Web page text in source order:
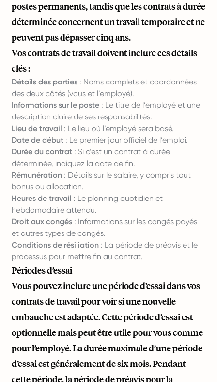
postes permanents, tandis que les contrats à durée
déterminée concernent un travail temporaire et ne
peuvent pas dépasser cinq ans.
Vos contrats de travail doivent inclure ces détails
clés :
Détails des parties : Noms complets et coordonnées
des deux côtés (vous et l’employé).
Informations sur le poste : Le titre de l’employé et une
description claire de ses responsabilités.
Lieu de travail : Le lieu où l’employé sera basé.
Date de début : Le premier jour officiel de l’emploi.
Durée du contrat : Si c’est un contrat à durée
déterminée, indiquez la date de fin.
Rémunération : Détails sur le salaire, y compris tout
bonus ou allocation.
Heures de travail : Le planning quotidien et
hebdomadaire attendu.
Droit aux congés : Informations sur les congés payés
et autres types de congés.
Conditions de résiliation : La période de préavis et le
processus pour mettre fin au contrat.
Périodes d’essai
Vous pouvez inclure une période d’essai dans vos
contrats de travail pour voir si une nouvelle
embauche est adaptée. Cette période d’essai est
optionnelle mais peut être utile pour vous comme
pour l’employé. La durée maximale d’une période
d’essai est généralement de six mois. Pendant
cette période, la période de préavis pour la